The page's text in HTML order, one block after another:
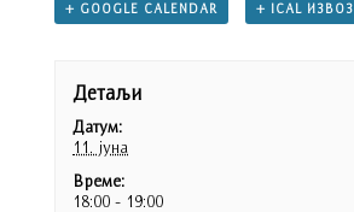
+ GOOGLE CALENDAR + ICAL ИЗВОЗ
Детаљи
Датум:
11. јуна
Време:
18:00 - 19:00